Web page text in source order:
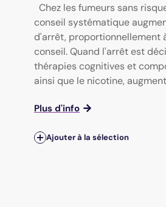
Chez les fumeurs sans
conseil systématique
d'arrêt, proportionnellement
conseil. Quand l'arrêt est
thérapies cognitives et
ainsi que le nicotine,
Plus d'info
Ajouter à la sélection